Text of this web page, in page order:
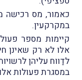
כאמור, מס רכישה
במקרקעין.
קיימות מספר
אלו לא רק שאינן
לדַווח עליהן
במסגרת פעולות